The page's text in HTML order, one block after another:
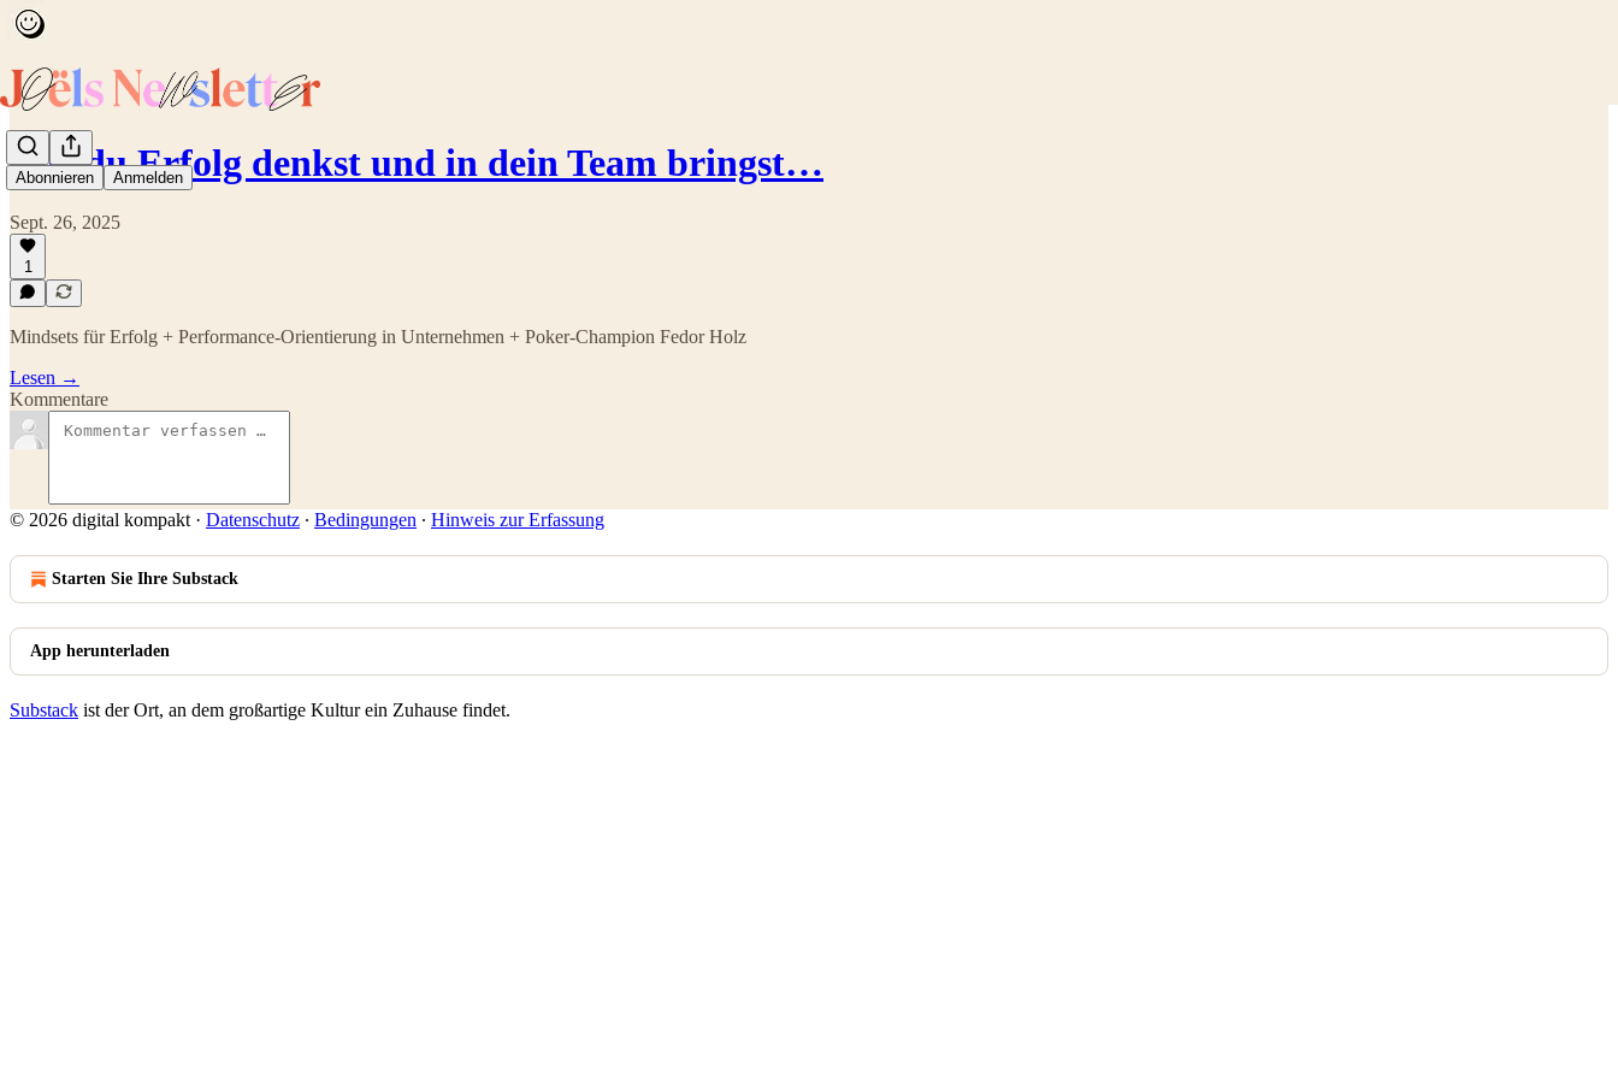
Abonnieren Anmelden
Wie du Erfolg denkst und in dein Team bringst…
Sept. 26, 2025
1
Mindsets für Erfolg + Performance-Orientierung in Unternehmen + Poker-Champion Fedor Holz
Lesen →
Kommentare
© 2026 digital kompakt · Datenschutz ∙ Bedingungen ∙ Hinweis zur Erfassung
Starten Sie Ihre Substack
App herunterladen
Substack ist der Ort, an dem großartige Kultur ein Zuhause findet.